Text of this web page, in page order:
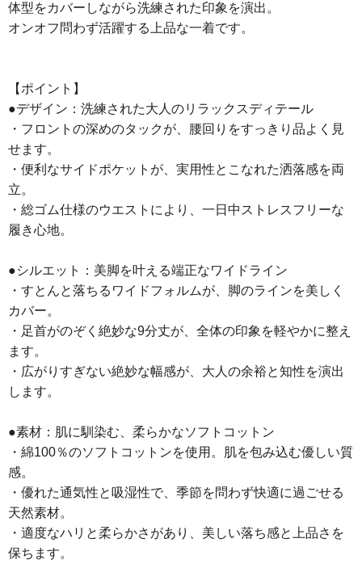
体型をカバーしながら洗練された印象を演出。
オンオフ問わず活躍する上品な一着です。
【ポイント】
●デザイン：洗練された大人のリラックスディテール
・フロントの深めのタックが、腰回りをすっきり品よく見
せます。
・便利なサイドポケットが、実用性とこなれた洒落感を両
立。
・総ゴム仕様のウエストにより、一日中ストレスフリーな
履き心地。
●シルエット：美脚を叶える端正なワイドライン
・すとんと落ちるワイドフォルムが、脚のラインを美しく
カバー。
・足首がのぞく絶妙な9分丈が、全体の印象を軽やかに整え
ます。
・広がりすぎない絶妙な幅感が、大人の余裕と知性を演出
します。
●素材：肌に馴染む、柔らかなソフトコットン
・綿100％のソフトコットンを使用。肌を包み込む優しい質
感。
・優れた通気性と吸湿性で、季節を問わず快適に過ごせる
天然素材。
・適度なハリと柔らかさがあり、美しい落ち感と上品さを
保ちます。